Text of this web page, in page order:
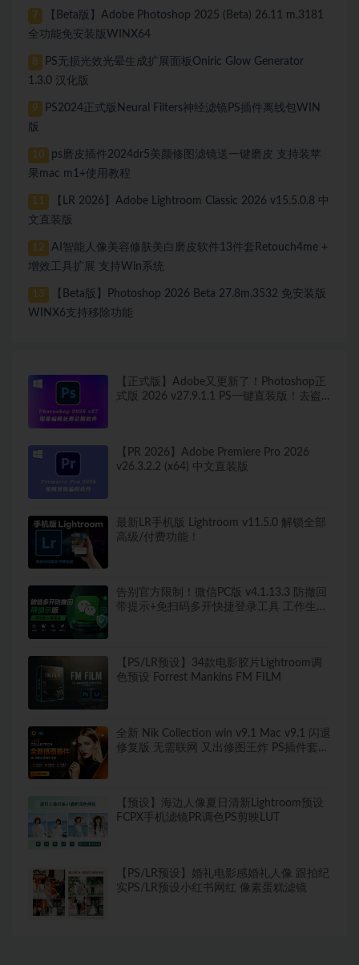
7
【Beta版】Adobe Photoshop 2025 (Beta) 26.11 m.3181
全功能免安装版WINX64
8
PS无损光效光晕生成扩展面板Oniric Glow Generator
1.3.0 汉化版
9
PS2024正式版Neural Filters神经滤镜PS插件离线包WIN
版
10
ps磨皮插件2024dr5美颜修图滤镜送一键磨皮 支持装苹
果mac m1+使用教程
11
【LR 2026】Adobe Lightroom Classic 2026 v15.5.0.8 中
文直装版
12
AI智能人像美容修肤美白磨皮软件13件套Retouch4me +
增效工具扩展 支持Win系统
13
【Beta版】Photoshop 2026 Beta 27.8m.3532 免安装版
WINX6支持移除功能
【正式版】Adobe又更新了！Photoshop正
式版 2026 v27.9.1.1 PS一键直装版！去盗
【PR 2026】Adobe Premiere Pro 2026
v26.3.2.2 (x64) 中文直装版
最新LR手机版 Lightroom v11.5.0 解锁全部
高级/付费功能！
告别官方限制！微信PC版 v4.1.13.3 防撤回
带提示+免扫码多开快捷登录工具 工作生活
【PS/LR预设】34款电影胶片Lightroom调
色预设 Forrest Mankins FM FILM
全新 Nik Collection win v9.1 Mac v9.1 闪退
修复版 无需联网 又出修图王炸 PS插件套装
【预设】海边人像夏日清新Lightroom预设
FCPX手机滤镜PR调色PS剪映LUT
【PS/LR预设】婚礼电影感婚礼人像 跟拍纪
实PS/LR预设小红书网红 像素蛋糕滤镜